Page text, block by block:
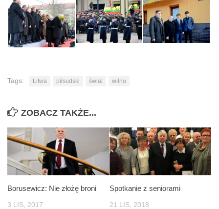
Tags: Litwa piłsudski świat wilno
ZOBACZ TAKŻE...
Borusewicz: Nie złożę broni
3 LIS, 2017
Spotkanie z seniorami
21 LIS, 2018